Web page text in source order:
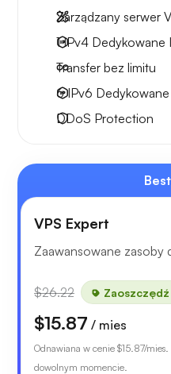
Zarządzany serwer
1 IPv4 Dedykowane
Transfer bez limitu
6 IPv6
DDoS Protection
VPS Expert
Zaawansowane
$26.22
$15.87 / mies
Odnawiana w cenie $15.87/mies.
dowolnym momencie.